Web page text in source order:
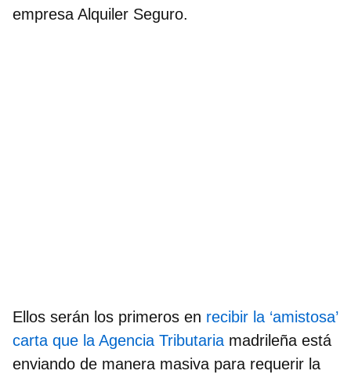
empresa Alquiler Seguro.
Ellos serán los primeros en recibir la ‘amistosa’
carta que la Agencia Tributaria madrileña está
enviando de manera masiva para requerir la